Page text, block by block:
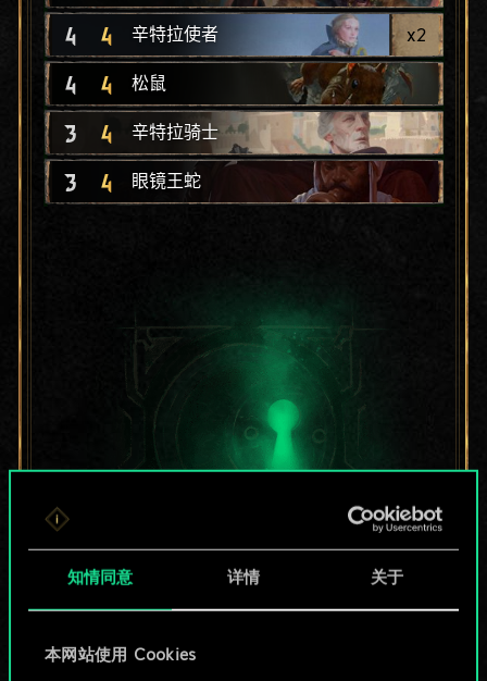
知情同意 详情 关于
本网站使用 Cookies
4 4 辛特拉使者 x2
4 4 松鼠
3 4 辛特拉骑士
3 4 眼镜王蛇
目前只是分享了一套
牌，但能做的不止这